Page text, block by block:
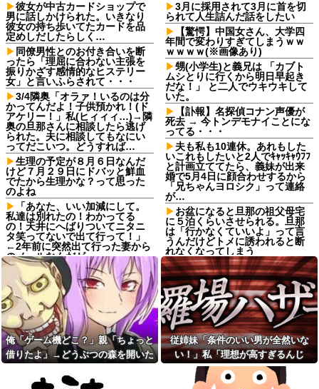
彼女が中古カードショップで
男に話しかけられた。いきなり
彼女の持ち歩いてたカードを品
定めしだしたらしく…
同僚男性とのお付き合いを断
ったら「理屈に合わない主張を
振りかざす感情的なヒステリー
女」と言いふらされて・・・
3/4隣奥「オラァ！いるのは分
かってんだよ！子供預かれ！(ド
アケリー！」私(ヒィィィ…)→隣
奥の旦那さんに相談したら逃げ
られた。夫に相談してもなにい
ってだこいつ。どうすれば…
生理の予定が８月６日なんだ
けど７月２９日にドバッと鮮血
でたから生理かな？って思った
のよね
「あなた、いい加減にして。
私達は別れたの！わかってる
の！天井にへばりついてニタニ
タ笑ってないで出て行って！」
←2年前に突然出て行った妻から
のメールなんだが…
【悲報】 ワイ「ラーメン一袋
だけじゃ足らんわ！二袋作った
ろ！」→結果ｗｗｗ
友人の親が営む店で車を購入
しただけなのに、友人から「裏
切った」と責められるようにな
った理由が理解できず…
サッカークラブに通ってるＡ
くんが急に海外へ引っ越すこと
ョックを受けて...
3月に採用されて3月に首を切
られて人生詰んだ話をしたい
【驚愕】中国女さん、大学四
年間で変わりすぎてしまうｗｗ
ｗｗｗｗ(※画像あり)
甥(小学生)と義兄は 「カブト
ムシとりに行くから明日早起き
だな！」 と二人でウキウキして
いた。
【訃報】名探偵コナン声優が
死去 → 今トンデモナイことにな
ってる・・・
夫も私も10連休。あれもした
いこれもしたいと2人でｷｬｯｷｬｳﾌﾌ
と計画立ててたら、義妹が出来
婚で5月4日に顔合わせするから
「兄ちゃんヨロシク」って連絡
が…
お盆になると旦那の祖父母宅
に５泊くらいさせられる。旦那
は「行かなくていいよ」って言
うんだけどトメに誘われると断
れなくなってしまう
ねりけしで作った正露丸を飲
ませたら｢すっげー効いた。サン
キューな｣と笑顔で返された
【熱波】ドイツ、暑すぎて１
ヶ月で９６００人死亡
【熱波】ドイツ、暑すぎて１
ヶ月で９６００人死亡
【画像】ディズニーのおいな
り巻（600円）、流石にアレすぎ
て賛否両論の大炎上をしてしま
うw w w w w w w他
俺「ゲーム機どこ？」親「ちょっと
借りたよ」→どうぶつの森を開いた
て…
従姉妹「条件のいい男が全然いな
い！」私「理想が高すぎるんじ
ゃ…？」→婚活の愚痴を聞き続けた
結果…